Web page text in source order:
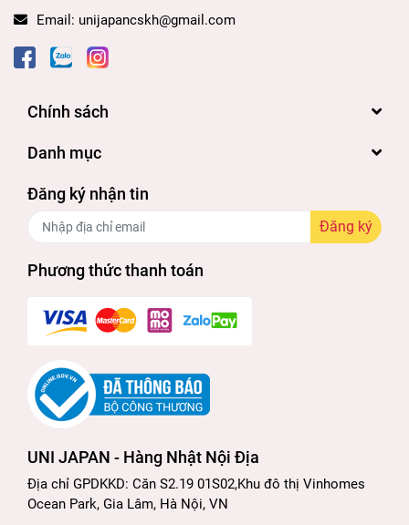
Email: unijapancskh@gmail.com
Chính sách
Danh mục
Đăng ký nhận tin
Đăng ký
Phương thức thanh toán
UNI JAPAN - Hàng Nhật Nội Địa
Địa chỉ GPDKKD: Căn S2.19 01S02,Khu đô thị Vinhomes
Ocean Park, Gia Lâm, Hà Nội, VN